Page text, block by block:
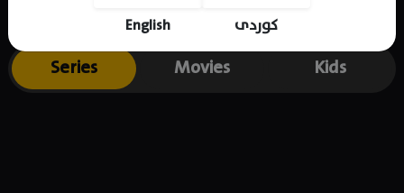
English کوردی
Series Movies Kids